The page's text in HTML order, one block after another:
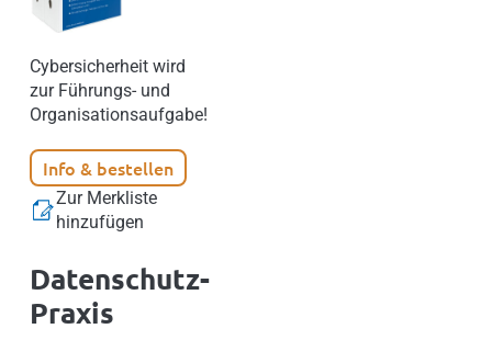
Cybersicherheit wird
zur Führungs- und
Organisationsaufgabe!
Info & bestellen
Zur Merkliste
hinzufügen
Datenschutz-
Praxis